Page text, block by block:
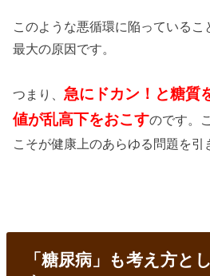
このような悪循環に陥っているこ
最大の原因です。
つまり、急にドカン！と糖質
値が乱高下をおこすのです。
こそが健康上のあらゆる問題を引
「糖尿病」も考え方と